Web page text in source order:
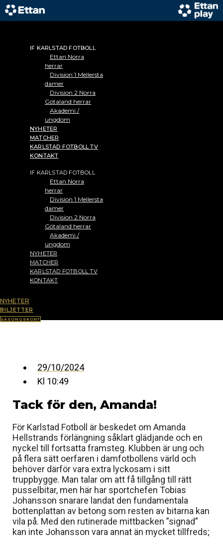
Hoppa
till
innehåll
IF KARLSTAD FOTBOLL
Ettan Norra
herrar
Division 1 Mellersta
damer
Division 2 Norra
Götaland herrar
Akademi /
ungdom
NYHETER
MATCHER
KARLSTAD FOTBOLL TV
KONTAKT
IF KARLSTAD FOTBOLL
Ettan Norra
herrar
Division 1 Mellersta
damer
Division 2 Norra
Götaland herrar
Akademi /
ungdom
NYHETER
MATCHER
KARLSTAD FOTBOLL TV
KONTAKT
NYHETER
BILJETTER
SÄSONGSKORT
29/10/2024
Kl 10:49
Tack för den, Amanda!
För Karlstad Fotboll är beskedet om Amanda
Hellstrands förlängning såklart glädjande och en
nyckel till fortsatta framsteg. Klubben är ung och
på flera sätt oerfaren i damfotbollens värld och
behöver därför vara extra lyckosam i sitt
truppbygge. Man talar om att få tillgång till rätt
pusselbitar, men här har sportchefen Tobias
Johansson snarare landat den fundamentala
bottenplattan av betong som resten av bitarna kan
vila på. Med den rutinerade mittbacken ”signad”
kan inte Johansson vara annat än mycket tillfreds;